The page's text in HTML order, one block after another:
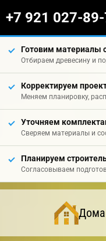
+7 921 027-
Готовим материалы
Отбираем древесину и
Корректируем
Меняем планировку,
Уточняем
Сверяем материалы и
Планируем
Согласовываем
Дома